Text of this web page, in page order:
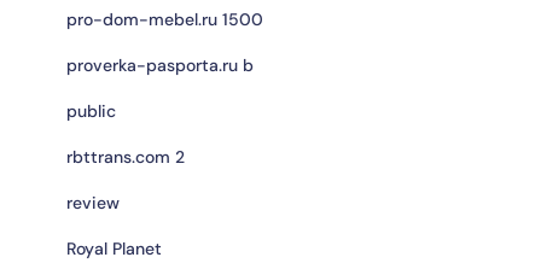
pro-dom-mebel.ru 1500
proverka-pasporta.ru b
public
rbttrans.com 2
review
Royal Planet